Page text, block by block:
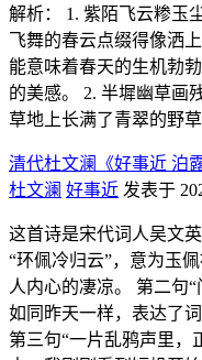
解析： 1. 紫陌飞云糁玉
飞舞的春云点缀得像洒
能意味着春天的生机勃
的美感。 2. 半墀幽草画
草地上长满了青翠的野
清代杜文澜《好事近 泊
杜文澜 好事近 发表于
这首诗是宋代词人吴文
“环佩冷归云”，意为玉
人内心的凄凉。 第二句
如同昨天一样，表达了
第三句“一片乱鸦声里，